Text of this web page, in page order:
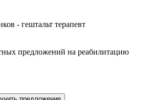
- гештальт терапевт
предложений на реабилитацию